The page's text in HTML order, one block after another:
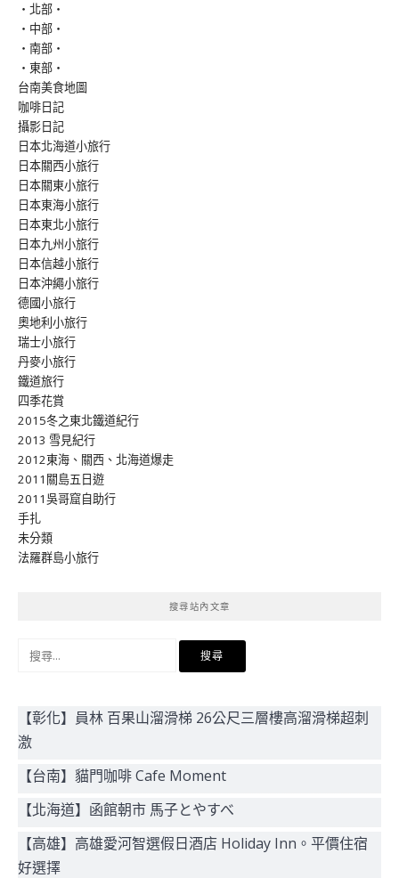
‧北部‧
‧中部‧
‧南部‧
‧東部‧
台南美食地圖
咖啡日記
攝影日記
日本北海道小旅行
日本關西小旅行
日本關東小旅行
日本東海小旅行
日本東北小旅行
日本九州小旅行
日本信越小旅行
日本沖繩小旅行
德國小旅行
奧地利小旅行
瑞士小旅行
丹麥小旅行
鐵道旅行
四季花賞
2015冬之東北鐵道紀行
2013 雪見紀行
2012東海、關西、北海道爆走
2011關島五日遊
2011吳哥窟自助行
手扎
未分類
法羅群島小旅行
搜尋站內文章
字:【彰化】員林 百果山溜滑梯 26公尺三層樓高溜滑梯超刺
激
【台南】貓門咖啡 Cafe Moment
【北海道】函館朝市 馬子とやすべ
【高雄】高雄愛河智選假日酒店 Holiday Inn。平價住宿
好選擇